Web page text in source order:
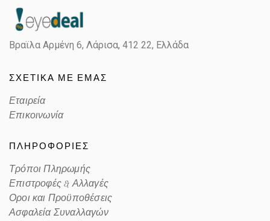
Color
Lens Color POLARIZED GRAY
Color code
Βραϊλα Αρμένη 6, Λάρισα, 412 22, Ελλάδα
ΣΧΕΤΙΚΑ ΜΕ ΕΜΑΣ
Εταιρεία
Επικοινωνία
ΠΛΗΡΟΦΟΡΙΕΣ
Τρόποι Πληρωμής
Επιστροφές & Αλλαγές
Οροι και Προϋποθέσεις
Ασφαλεία Συναλλαγών